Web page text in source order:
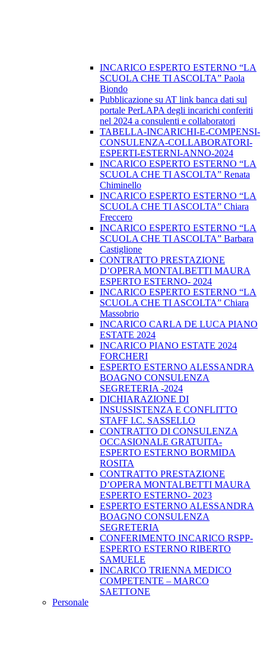
INCARICO ESPERTO ESTERNO “LA
SCUOLA CHE TI ASCOLTA” Paola
Biondo
Pubblicazione su AT link banca dati sul
portale PerLAPA degli incarichi conferiti
nel 2024 a consulenti e collaboratori
TABELLA-INCARICHI-E-COMPENSI-
CONSULENZA-COLLABORATORI-
ESPERTI-ESTERNI-ANNO-2024
INCARICO ESPERTO ESTERNO “LA
SCUOLA CHE TI ASCOLTA” Renata
Chiminello
INCARICO ESPERTO ESTERNO “LA
SCUOLA CHE TI ASCOLTA” Chiara
Freccero
INCARICO ESPERTO ESTERNO “LA
SCUOLA CHE TI ASCOLTA” Barbara
Castiglione
CONTRATTO PRESTAZIONE
D’OPERA MONTALBETTI MAURA
ESPERTO ESTERNO- 2024
INCARICO ESPERTO ESTERNO “LA
SCUOLA CHE TI ASCOLTA” Chiara
Massobrio
INCARICO CARLA DE LUCA PIANO
ESTATE 2024
INCARICO PIANO ESTATE 2024
FORCHERI
ESPERTO ESTERNO ALESSANDRA
BOAGNO CONSULENZA
SEGRETERIA -2024
DICHIARAZIONE DI
INSUSSISTENZA E CONFLITTO
STAFF I.C. SASSELLO
CONTRATTO DI CONSULENZA
OCCASIONALE GRATUITA-
ESPERTO ESTERNO BORMIDA
ROSITA
CONTRATTO PRESTAZIONE
D’OPERA MONTALBETTI MAURA
ESPERTO ESTERNO- 2023
ESPERTO ESTERNO ALESSANDRA
BOAGNO CONSULENZA
SEGRETERIA
CONFERIMENTO INCARICO RSPP-
ESPERTO ESTERNO RIBERTO
SAMUELE
INCARICO TRIENNA MEDICO
COMPETENTE – MARCO
SAETTONE
Personale